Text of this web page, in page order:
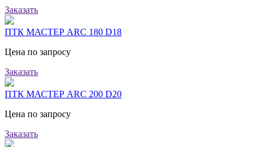
Заказать
ПТК МАСТЕР ARC 180 D18
Цена по запросу
Заказать
ПТК МАСТЕР ARC 200 D20
Цена по запросу
Заказать